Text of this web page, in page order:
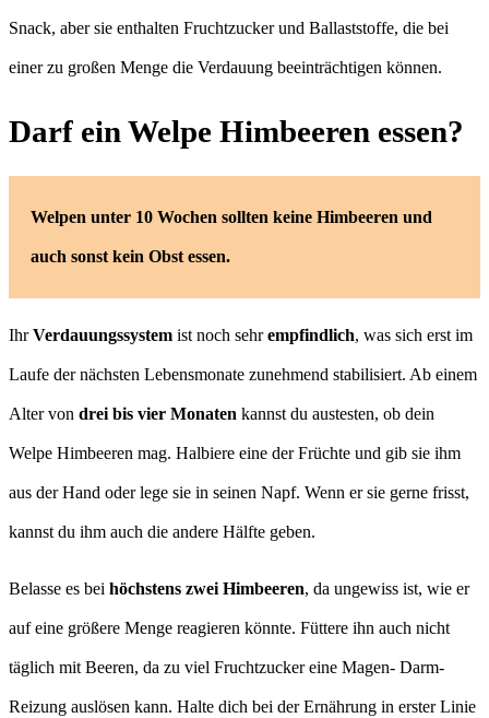
Snack, aber sie enthalten Fruchtzucker und Ballaststoffe, die bei
einer zu großen Menge die Verdauung beeinträchtigen können.
Darf ein Welpe Himbeeren essen?
Welpen unter 10 Wochen sollten keine Himbeeren und
auch sonst kein Obst essen.
IhrVerdauungssystem ist noch sehrempfindlich, was sich erst im
Laufe der nächsten Lebensmonate zunehmend stabilisiert. Ab einem
Alter von drei bis vier Monaten kannst du austesten, ob dein
Welpe Himbeeren mag. Halbiere eine der Früchte und gib sie ihm
aus der Hand oder lege sie in seinen Napf. Wenn er sie gerne frisst,
kannst du ihm auch die andere Hälfte geben.
Belasse es bei höchstens zwei Himbeeren, da ungewiss ist, wie er
auf eine größere Menge reagieren könnte. Füttere ihn auch nicht
täglich mit Beeren, da zu viel Fruchtzucker eine Magen- Darm-
Reizung auslösen kann. Halte dich bei der Ernährung in erster Linie